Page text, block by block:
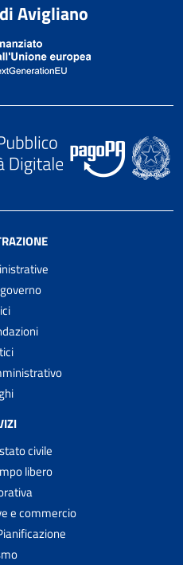
Avigliano
civile
libero
e commercio